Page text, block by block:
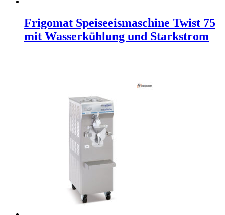
Frigomat Speiseeismaschine Twist 75
mit Wasserkühlung und Starkstrom